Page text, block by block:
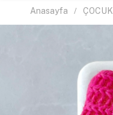
Anasayfa ÇOCUK